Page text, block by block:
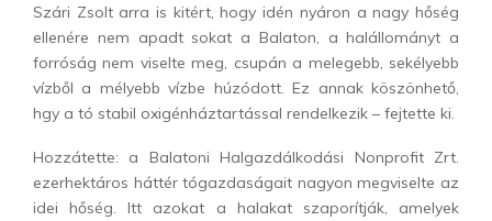
Szári Zsolt arra is kitért, hogy idén nyáron a nagy hőség
ellenére nem apadt sokat a Balaton, a halállományt a
forróság nem viselte meg, csupán a melegebb, sekélyebb
vízből a mélyebb vízbe húzódott. Ez annak köszönhető,
hgy a tó stabil oxigénháztartással rendelkezik – fejtette ki.
Hozzátette: a Balatoni Halgazdálkodási Nonprofit Zrt.
ezerhektáros háttér tógazdaságait nagyon megviselte az
idei hőség. Itt azokat a halakat szaporítják, amelyek